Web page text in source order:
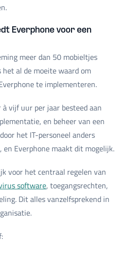
Everphone voor een
meer dan 50 mobieltjes
het al de moeite waard om
te implementeren.
vijf uur per jaar besteed aan
en beheer van een
het IT-personeel anders
Everphone maakt dit mogelijk.
voor het centraal regelen van
software, toegangsrechten,
Dit alles vanzelfsprekend in